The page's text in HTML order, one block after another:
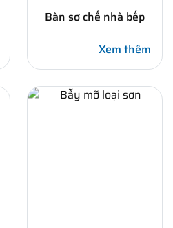
Bàn sơ chế nhà bếp
Xem thêm